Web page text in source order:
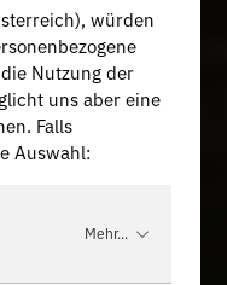
würden
Nutzung der
uns aber eine
Falls
Auswahl:
Mehr...